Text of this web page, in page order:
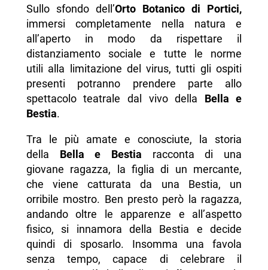
Sullo sfondo dell’Orto Botanico di Portici,
immersi completamente nella natura e
all’aperto in modo da rispettare il
distanziamento sociale e tutte le norme
utili alla limitazione del virus, tutti gli ospiti
presenti potranno prendere parte allo
spettacolo teatrale dal vivo della Bella e
Bestia.
Tra le più amate e conosciute, la storia
della Bella e Bestia racconta di una
giovane ragazza, la figlia di un mercante,
che viene catturata da una Bestia, un
orribile mostro. Ben presto però la ragazza,
andando oltre le apparenze e all’aspetto
fisico, si innamora della Bestia e decide
quindi di sposarlo. Insomma una favola
senza tempo, capace di celebrare il